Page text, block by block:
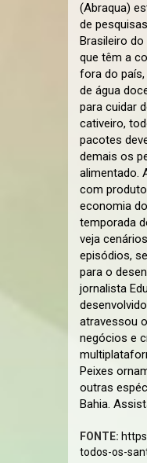
(Abraqua)
de
Brasileiro
que têm a
fora do
de água
para cuidar
cativeiro,
pacotes
demais os
alimentado.
com
economia
temporada
veja
episódios,
para o
jornalista
atravessou
negócios e
Peixes
outras
Bahia.
FONTE:
todos-os-